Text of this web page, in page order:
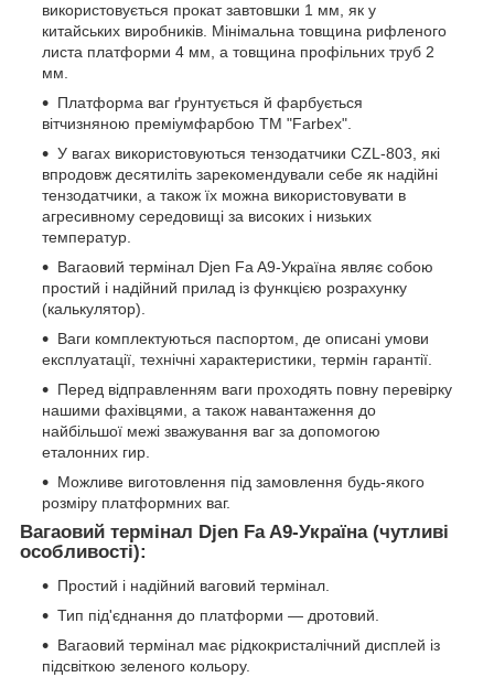
використовується прокат завтовшки 1 мм, як у
китайських виробників. Мінімальна товщина рифленого
листа платформи 4 мм, а товщина профільних труб 2
мм.
Платформа ваг ґрунтується й фарбується
вітчизняною преміумфарбою ТМ "Farbex".
У вагах використовуються тензодатчики CZL-803, які
впродовж десятиліть зарекомендували себе як надійні
тензодатчики, а також їх можна використовувати в
агресивному середовищі за високих і низьких
температур.
Вагаовий термінал Djen Fa A9-Україна являє собою
простий і надійний прилад із функцією розрахунку
(калькулятор).
Ваги комплектуються паспортом, де описані умови
експлуатації, технічні характеристики, термін гарантії.
Перед відправленням ваги проходять повну перевірку
нашими фахівцями, а також навантаження до
найбільшої межі зважування ваг за допомогою
еталонних гир.
Можливе виготовлення під замовлення будь-якого
розміру платформних ваг.
Вагаовий термінал Djen Fa A9-Україна (чутливі
особливості):
Простий і надійний ваговий термінал.
Тип під'єднання до платформи — дротовий.
Вагаовий термінал має рідкокристалічний дисплей із
підсвіткою зеленого кольору.